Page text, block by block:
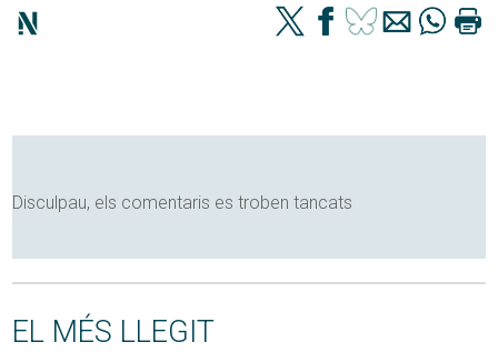
Disculpau, els comentaris es troben tancats
EL MÉS LLEGIT